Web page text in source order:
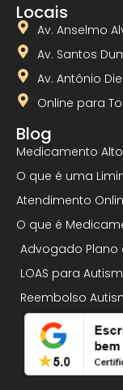
Locais
Av. Anselmo
Av. Santos
Av. Antônio
Online para
Blog
Medicamento
O que é uma
Atendimento
O que é
Advogado Plano
LOAS para
Reembolso